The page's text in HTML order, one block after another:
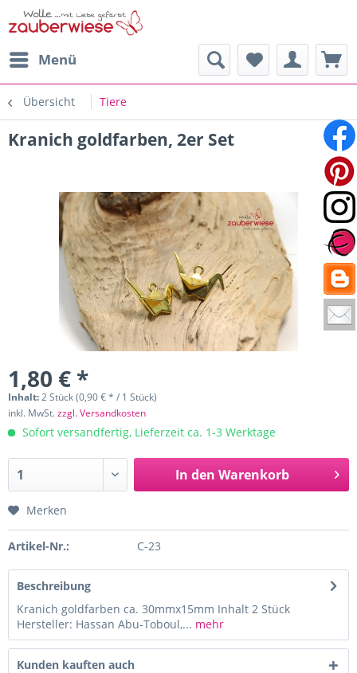
Menü
Übersicht Tiere
Kranich goldfarben, 2er Set
1,80 € *
Inhalt:2 Stück (0,90 € * / 1 Stück)
inkl. MwSt.zzgl. Versandkosten
Sofort versandfertig, Lieferzeit ca. 1-3 Werktage
In den Warenkorb
Merken
Artikel-Nr.: C-23
Beschreibung
Kranich goldfarben ca. 30mmx15mm Inhalt 2 Stück
Hersteller: Hassan Abu-Toboul,... mehr
Kunden kauften auch